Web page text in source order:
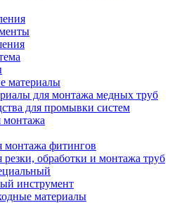
материалы
для монтажа медных труб
для промывки систем
монтажа
монтажа фитингов
обработки и монтажа труб
инструмент
материалы